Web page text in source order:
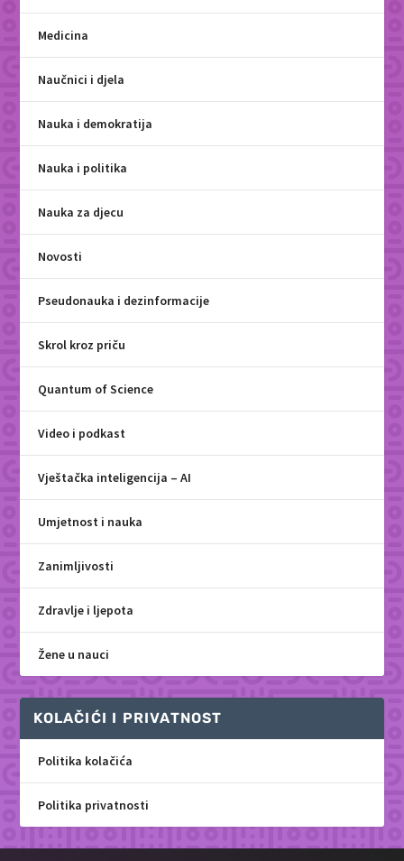
Medicina
Naučnici i djela
Nauka i demokratija
Nauka i politika
Nauka za djecu
Novosti
Pseudonauka i dezinformacije
Skrol kroz priču
Quantum of Science
Video i podkast
Vještačka inteligencija – AI
Umjetnost i nauka
Zanimljivosti
Zdravlje i ljepota
Žene u nauci
KOLAČIĆI I PRIVATNOST
Politika kolačića
Politika privatnosti